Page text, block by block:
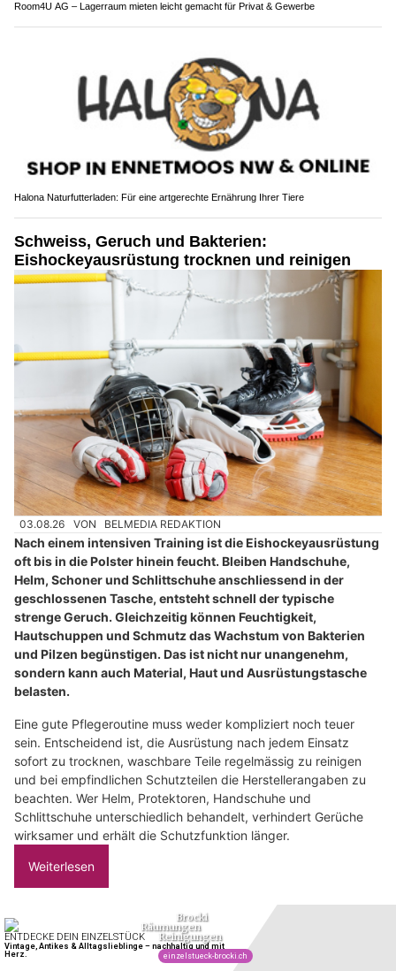
Room4U AG – Lagerraum mieten leicht gemacht für Privat & Gewerbe
Halona Naturfutterladen: Für eine artgerechte Ernährung Ihrer Tiere
Schweiss, Geruch und Bakterien:
Eishockeyausrüstung trocknen und reinigen
03.08.26 VON BELMEDIA REDAKTION
Nach einem intensiven Training ist die Eishockeyausrüstung
oft bis in die Polster hinein feucht. Bleiben Handschuhe,
Helm, Schoner und Schlittschuhe anschliessend in der
geschlossenen Tasche, entsteht schnell der typische
strenge Geruch. Gleichzeitig können Feuchtigkeit,
Hautschuppen und Schmutz das Wachstum von Bakterien
und Pilzen begünstigen. Das ist nicht nur unangenehm,
sondern kann auch Material, Haut und Ausrüstungstasche
belasten.
Eine gute Pflegeroutine muss weder kompliziert noch teuer
sein. Entscheidend ist, die Ausrüstung nach jedem Einsatz
sofort zu trocknen, waschbare Teile regelmässig zu reinigen
und bei empfindlichen Schutzteilen die Herstellerangaben zu
beachten. Wer Helm, Protektoren, Handschuhe und
Schlittschuhe unterschiedlich behandelt, verhindert Gerüche
wirksamer und erhält die Schutzfunktion länger.
Weiterlesen